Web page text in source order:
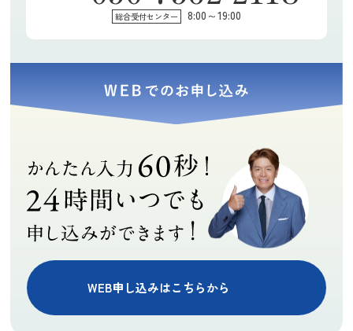
市松人形と雛人
頼して査定して
もらいました
ですが、買い取
した。担当の方
じの方で、丁寧
きました。また
何かあればお願
いしようと思い
19:33
1
★★★★★
素早く丁寧で気
た。ありがとう
(Googleのクチコミか
2026年07月14日
17:55
1
訪問買取に来て
定士の豊富な知
識に感心しまし
や説明など、全
てにおいて親切
丁寧で、とても
気持ちの良いお
取引が出来まし
た。またご縁が
あれば宜しくお
2026年07月13日
19:04
1
まり 川久保裕 ky mur
総合受付センター 8:00～19:00
WEB申し込みはこちらから